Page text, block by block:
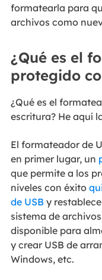
formatearla para
archivos como
¿Qué es el
protegido
¿Qué es el
escritura? He aquí
El formateador de
en primer lugar, un
que permite a los
niveles con éxito
de USB y
sistema de
disponible para
y crear USB de
Windows, etc.